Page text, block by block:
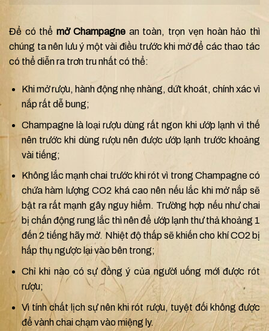
Để có thểmở Champagnean toàn, trọn vẹn hoàn hảo thì
chúng ta nên lưu ý một vài điều trước khi mở để các thao tác
có thể diễn ra trơn tru nhất có thể:
Khi mở rượu, hành động nhẹ nhàng, dứt khoát, chính xác vì
nắp rất dễ bung;
Champagne là loại rượu dùng rất ngon khi ướp lạnh vì thế
nên trước khi dùng rượu nên được ướp lạnh trước khoảng
vài tiếng;
Không lắc mạnh chai trước khi rót vì trong Champagne có
chứa hàm lượng CO2 khá cao nên nếu lắc khi mở nắp sẽ
bật ra rất mạnh gây nguy hiểm. Trường hợp nếu như chai
bị chấn động rung lắc thì nên để ướp lạnh thư thả khoảng 1
đến 2 tiếng hãy mở. Nhiệt độ thấp sẽ khiến cho khí CO2 bị
hấp thụ ngược lại vào bên trong;
Chỉ khi nào có sự đồng ý của người uống mới được rót
rượu;
Vì tính chất lịch sự nên khi rót rượu, tuyệt đối không được
để vành chai chạm vào miệng ly.